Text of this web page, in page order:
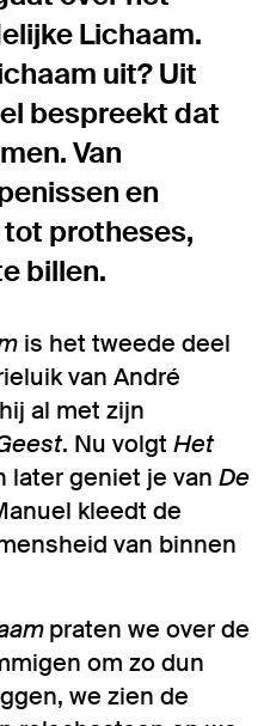
Lichaam.
uit? Uit
bespreekt dat
Van
en
protheses,
billen.
is het tweede deel
van André
al met zijn
. Nu volgt Het
later geniet je van De
kleedt de
van binnen
praten we over de
om zo dun
we zien de